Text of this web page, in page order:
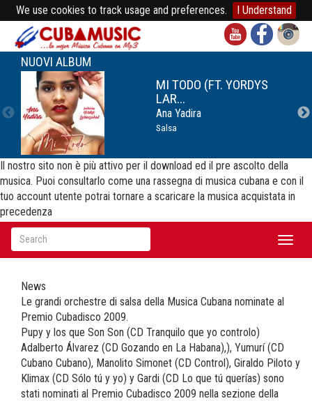
We use cookies to track usage and preferences. I Understand
NUOVI ALBUM
MI TODO (FT. YORDYS
LAR...
Ana Yadira
Salsa
Il nostro sito non è più attivo per il download ed il pre ascolto della
musica. Puoi consultarlo come una rassegna di musica cubana e con il
tuo account utente potrai tornare a scaricare la musica acquistata in
precedenza
News
Le grandi orchestre di salsa della Musica Cubana nominate al
Premio Cubadisco 2009.
Pupy y los que Son Son (CD Tranquilo que yo controlo)
Adalberto Álvarez (CD Gozando en La Habana),), Yumurí (CD
Cubano Cubano), Manolito Simonet (CD Control), Giraldo Piloto y
Klimax (CD Sólo tú y yo) y Gardi (CD Lo que tú querías) sono
stati nominati al Premio Cubadisco 2009 nella sezione della